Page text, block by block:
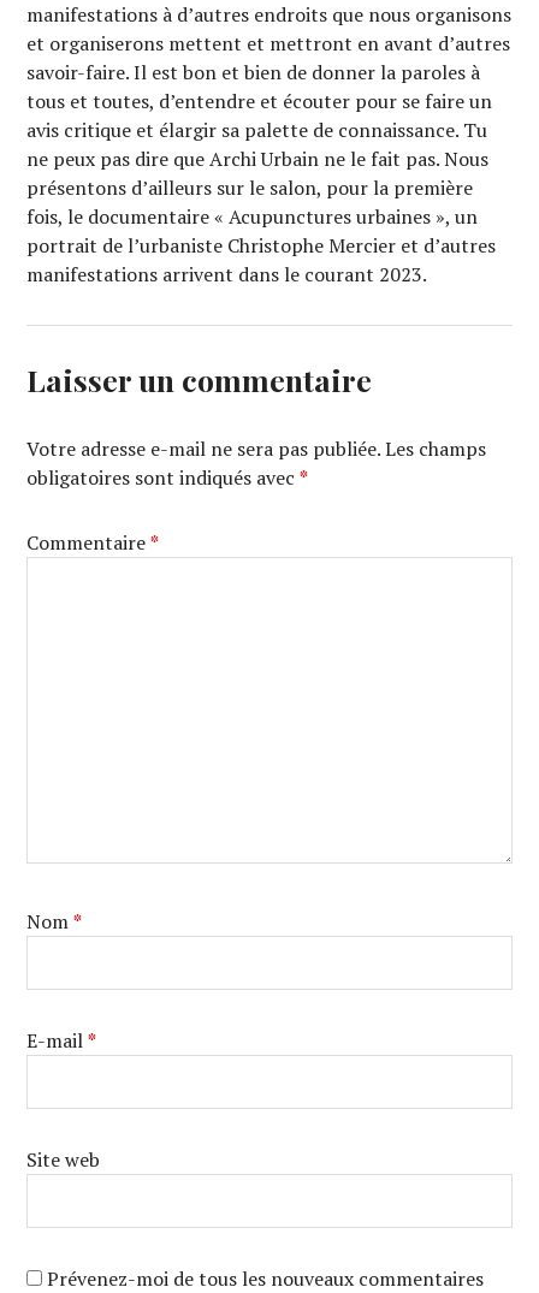
manifestations à d’autres endroits que nous organisons
et organiserons mettent et mettront en avant d’autres
savoir-faire. Il est bon et bien de donner la paroles à
tous et toutes, d’entendre et écouter pour se faire un
avis critique et élargir sa palette de connaissance. Tu
ne peux pas dire que Archi Urbain ne le fait pas. Nous
présentons d’ailleurs sur le salon, pour la première
fois, le documentaire « Acupunctures urbaines », un
portrait de l’urbaniste Christophe Mercier et d’autres
manifestations arrivent dans le courant 2023.
Laisser un commentaire
Votre adresse e-mail ne sera pas publiée. Les champs
obligatoires sont indiqués avec*
Commentaire*
Nom*
E-mail*
Site web
Prévenez-moi de tous les nouveaux commentaires